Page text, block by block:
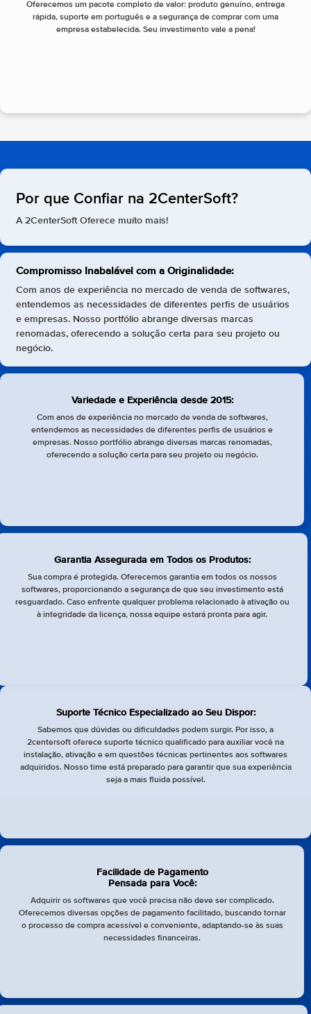
Oferecemos um pacote completo de valor: produto genuíno, entrega
rápida, suporte em português e a segurança de comprar com uma
empresa estabelecida. Seu investimento vale a pena!
Por que Confiar na 2CenterSoft?
A 2CenterSoft Oferece muito mais!
Compromisso Inabalável com a Originalidade:
Com anos de experiência no mercado de venda de softwares,
entendemos as necessidades de diferentes perfis de usuários
e empresas. Nosso portfólio abrange diversas marcas
renomadas, oferecendo a solução certa para seu projeto ou
negócio.
Variedade e Experiência desde 2015:
Com anos de experiência no mercado de venda de softwares,
entendemos as necessidades de diferentes perfis de usuários e
empresas. Nosso portfólio abrange diversas marcas renomadas,
oferecendo a solução certa para seu projeto ou negócio.
Garantia Assegurada em Todos os Produtos:
Sua compra é protegida. Oferecemos garantia em todos os nossos
softwares, proporcionando a segurança de que seu investimento está
resguardado. Caso enfrente qualquer problema relacionado à ativação ou
à integridade da licença, nossa equipe estará pronta para agir.
Suporte Técnico Especializado ao Seu Dispor:
Sabemos que dúvidas ou dificuldades podem surgir. Por isso, a
2centersoft oferece suporte técnico qualificado para auxiliar você na
instalação, ativação e em questões técnicas pertinentes aos softwares
adquiridos. Nosso time está preparado para garantir que sua experiência
seja a mais fluida possível.
Facilidade de Pagamento
Pensada para Você:
Adquirir os softwares que você precisa não deve ser complicado.
Oferecemos diversas opções de pagamento facilitado, buscando tornar
o processo de compra acessível e conveniente, adaptando-se às suas
necessidades financeiras.